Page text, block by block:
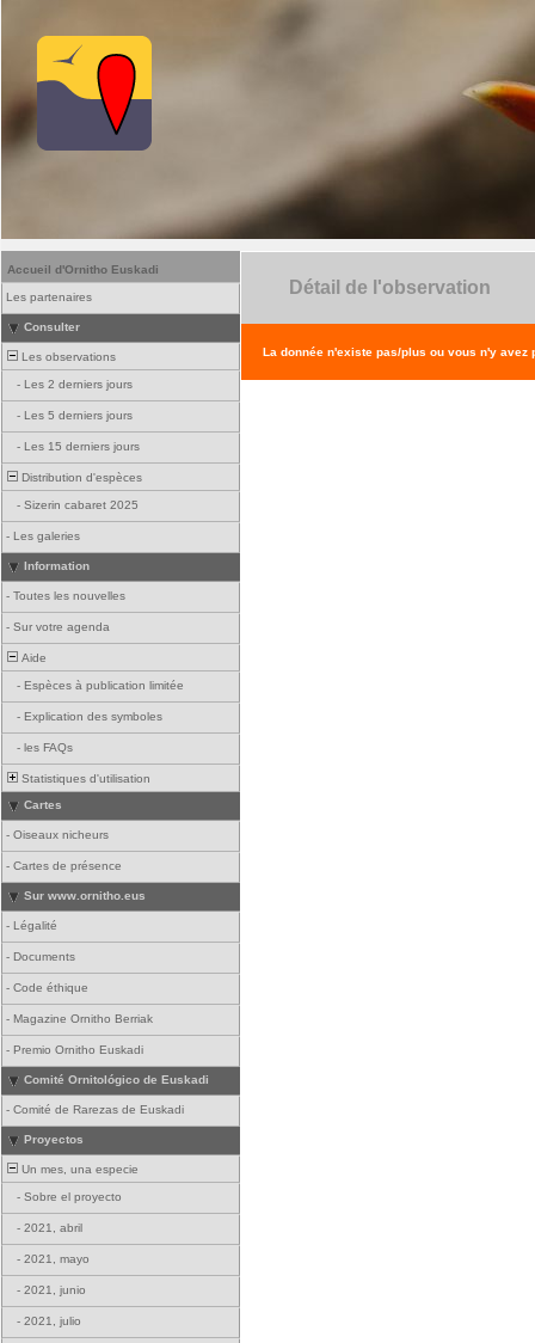
Accueil d'Ornitho Euskadi
Les partenaires
Consulter
Les observations
- Les 2 derniers jours
- Les 5 derniers jours
- Les 15 derniers jours
Distribution d'espèces
- Sizerin cabaret 2025
- Les galeries
Information
- Toutes les nouvelles
- Sur votre agenda
Aide
- Espèces à publication limitée
- Explication des symboles
- les FAQs
Statistiques d'utilisation
Cartes
- Oiseaux nicheurs
- Cartes de présence
Sur www.ornitho.eus
- Légalité
- Documents
- Code éthique
- Magazine Ornitho Berriak
- Premio Ornitho Euskadi
Comité Ornitológico de Euskadi
- Comité de Rarezas de Euskadi
Proyectos
Un mes, una especie
- Sobre el proyecto
- 2021, abril
- 2021, mayo
- 2021, junio
- 2021, julio
Détail de l'observation
La donnée n'existe pas/plus ou vous n'y avez